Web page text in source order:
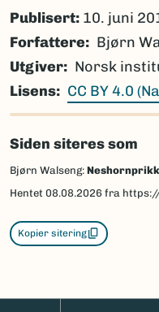
Publisert: 10. juni
Forfattere
Bjørn
Utgiver
Norsk
Lisens
CC BY 4.0
Siden siteres som
Bjørn Walseng:
Hentet 08.08.2026 fra https://
Kopier sitering